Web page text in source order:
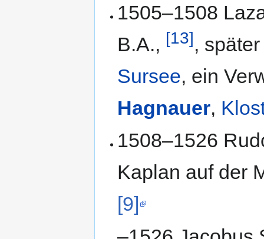
1505–1508
B.A., [13],
Sursee, ein
Hagnauer,
1508–1526
Kaplan auf der
[9]